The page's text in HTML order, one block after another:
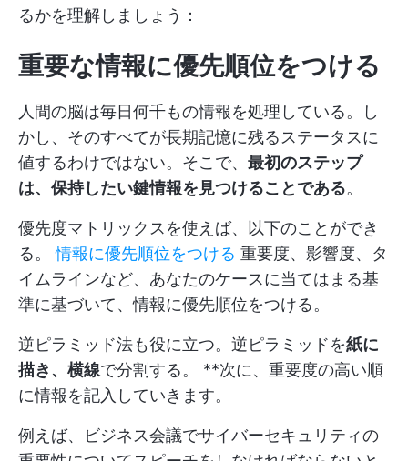
るかを理解しましょう：
重要な情報に優先順位をつける
人間の脳は毎日何千もの情報を処理している。し
かし、そのすべてが長期記憶に残るステータスに
値するわけではない。そこで、 最初のステップ
は、保持したい鍵情報を見つけることである。
優先度マトリックスを使えば、以下のことができ
る。情報に優先順位をつける 重要度、影響度、タ
イムラインなど、あなたのケースに当てはまる基
準に基づいて、情報に優先順位をつける。
逆ピラミッド法も役に立つ。逆ピラミッドを紙に
描き、横線で分割する。 **次に、重要度の高い順
に情報を記入していきます。
例えば、ビジネス会議でサイバーセキュリティの